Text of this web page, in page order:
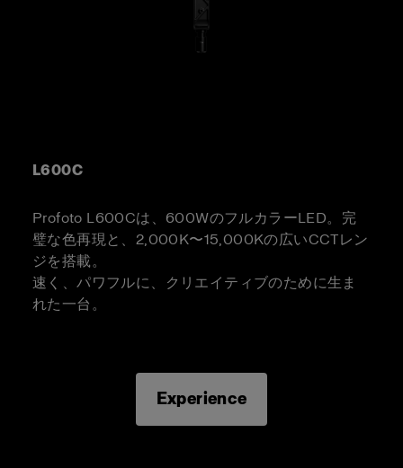
L600C
Profoto L600Cは、600WのフルカラーLED。完
璧な色再現と、2,000K〜15,000Kの広いCCTレン
ジを搭載。
速く、パワフルに、クリエイティブのために生ま
れた一台。
Experience